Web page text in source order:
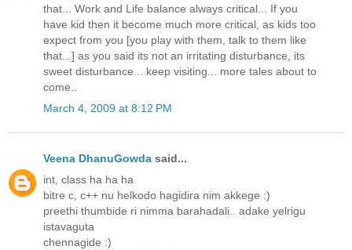
that... Work and Life balance always critical... If you
have kid then it become much more critical, as kids too
expect from you [you play with them, talk to them like
that...] as you said its not an irritating disturbance, its
sweet disturbance... keep visiting... more tales about to
come..
March 4, 2009 at 8:12 PM
Veena DhanuGowda said...
int, class ha ha ha
bitre c, c++ nu helkodo hagidira nim akkege :)
preethi thumbide ri nimma barahadali.. adake yelrigu
istavaguta
chennagide :)